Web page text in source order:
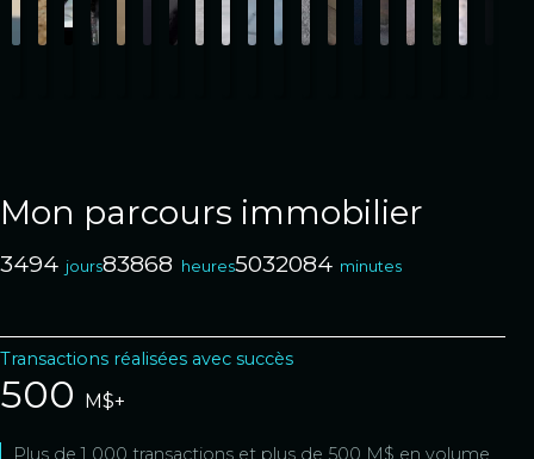
Mon parcours immobilier
3494 jours83868 heures5032084 minutes
Transactions réalisées avec succès
500 M$+
Plus de 1 000 transactions et plus de 500 M$ en volume